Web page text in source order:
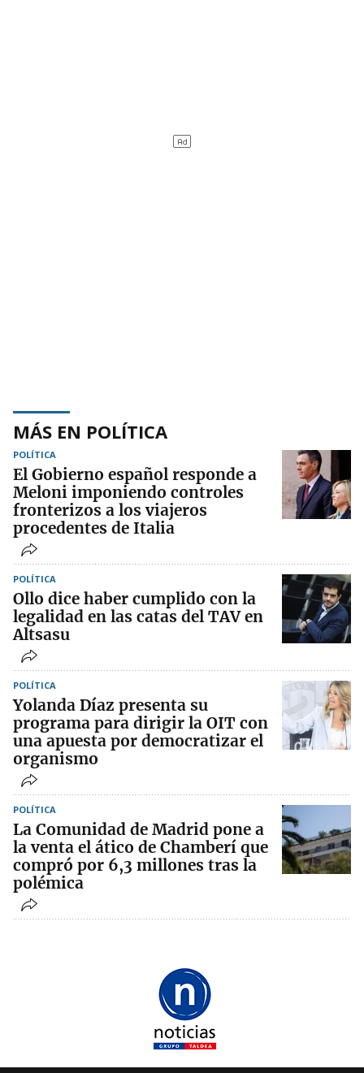
MÁS EN POLÍTICA
POLÍTICA
El Gobierno español responde a
Meloni imponiendo controles
fronterizos a los viajeros
procedentes de Italia
POLÍTICA
Ollo dice haber cumplido con la
legalidad en las catas del TAV en
Altsasu
POLÍTICA
Yolanda Díaz presenta su
programa para dirigir la OIT con
una apuesta por democratizar el
organismo
POLÍTICA
La Comunidad de Madrid pone a
la venta el ático de Chamberí que
compró por 6,3 millones tras la
polémica